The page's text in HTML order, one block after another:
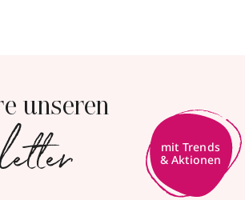
unseren
mit Trends
& Aktionen